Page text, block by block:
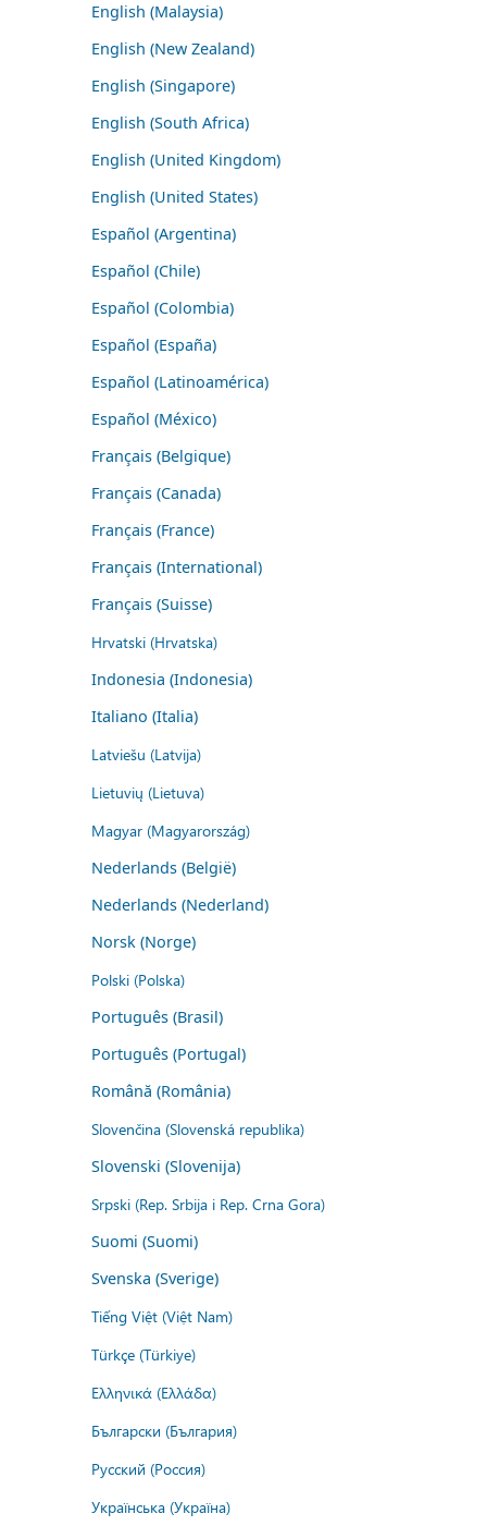
English (Malaysia)
English (New Zealand)
English (Singapore)
English (South Africa)
English (United Kingdom)
English (United States)
Español (Argentina)
Español (Chile)
Español (Colombia)
Español (España)
Español (Latinoamérica)
Español (México)
Français (Belgique)
Français (Canada)
Français (France)
Français (International)
Français (Suisse)
Hrvatski (Hrvatska)
Indonesia (Indonesia)
Italiano (Italia)
Latviešu (Latvija)
Lietuvių (Lietuva)
Magyar (Magyarország)
Nederlands (België)
Nederlands (Nederland)
Norsk (Norge)
Polski (Polska)
Português (Brasil)
Português (Portugal)
Română (România)
Slovenčina (Slovenská republika)
Slovenski (Slovenija)
Srpski (Rep. Srbija i Rep. Crna Gora)
Suomi (Suomi)
Svenska (Sverige)
Tiếng Việt (Việt Nam)
Türkçe (Türkiye)
Ελληνικά (Ελλάδα)
Български (България)
Русский (Россия)
Українська (Україна)